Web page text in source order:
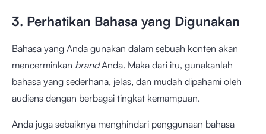
3. Perhatikan Bahasa yang Digunakan
Bahasa yang Anda gunakan dalam sebuah konten akan
mencerminkan brandAnda. Maka dari itu, gunakanlah
bahasa yang sederhana, jelas, dan mudah dipahami oleh
audiens dengan berbagai tingkat kemampuan.
Anda juga sebaiknya menghindari penggunaan bahasa